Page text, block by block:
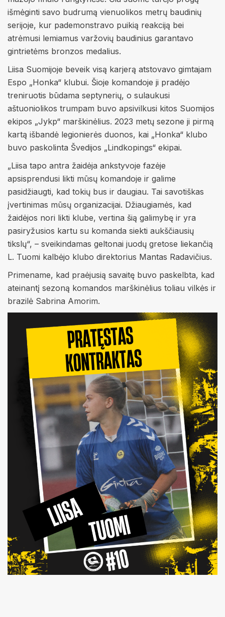
išmėginti savo budrumą vienuolikos metrų baudinių
serijoje, kur pademonstravo puikią reakciją bei
atrėmusi lemiamus varžovių baudinius garantavo
gintrietėms bronzos medalius.
Liisa Suomijoje beveik visą karjerą atstovavo gimtajam
Espo „Honka“ klubui. Šioje komandoje ji pradėjo
treniruotis būdama septynerių, o sulaukusi
aštuoniolikos trumpam buvo apsivilkusi kitos Suomijos
ekipos „Jykp“ marškinėlius. 2023 metų sezone ji pirmą
kartą išbandė legionierės duonos, kai „Honka“ klubo
buvo paskolinta Švedijos „Lindkopings“ ekipai.
„Liisa tapo antra žaidėja ankstyvoje fazėje
apsisprendusi likti mūsų komandoje ir galime
pasidžiaugti, kad tokių bus ir daugiau. Tai savotiškas
įvertinimas mūsų organizacijai. Džiaugiamės, kad
žaidėjos nori likti klube, vertina šią galimybę ir yra
pasiryžusios kartu su komanda siekti aukščiausių
tikslų“, – sveikindamas geltonai juodų gretose liekančią
L. Tuomi kalbėjo klubo direktorius Mantas Radavičius.
Primename, kad praėjusią savaitę buvo paskelbta, kad
ateinantį sezoną komandos marškinėlius toliau vilkės ir
brazilė Sabrina Amorim.